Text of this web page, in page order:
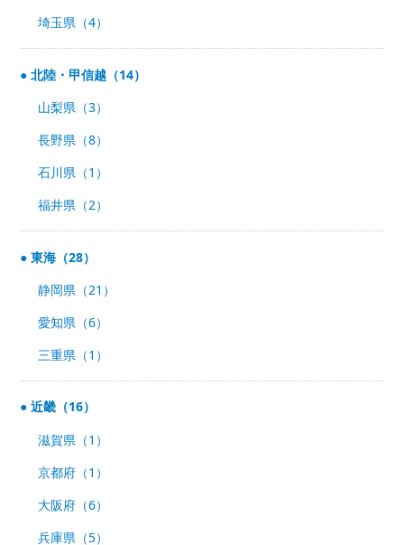
埼玉県（4）
北陸・甲信越（14）
山梨県（3）
長野県（8）
石川県（1）
福井県（2）
東海（28）
静岡県（21）
愛知県（6）
三重県（1）
近畿（16）
滋賀県（1）
京都府（1）
大阪府（6）
兵庫県（5）